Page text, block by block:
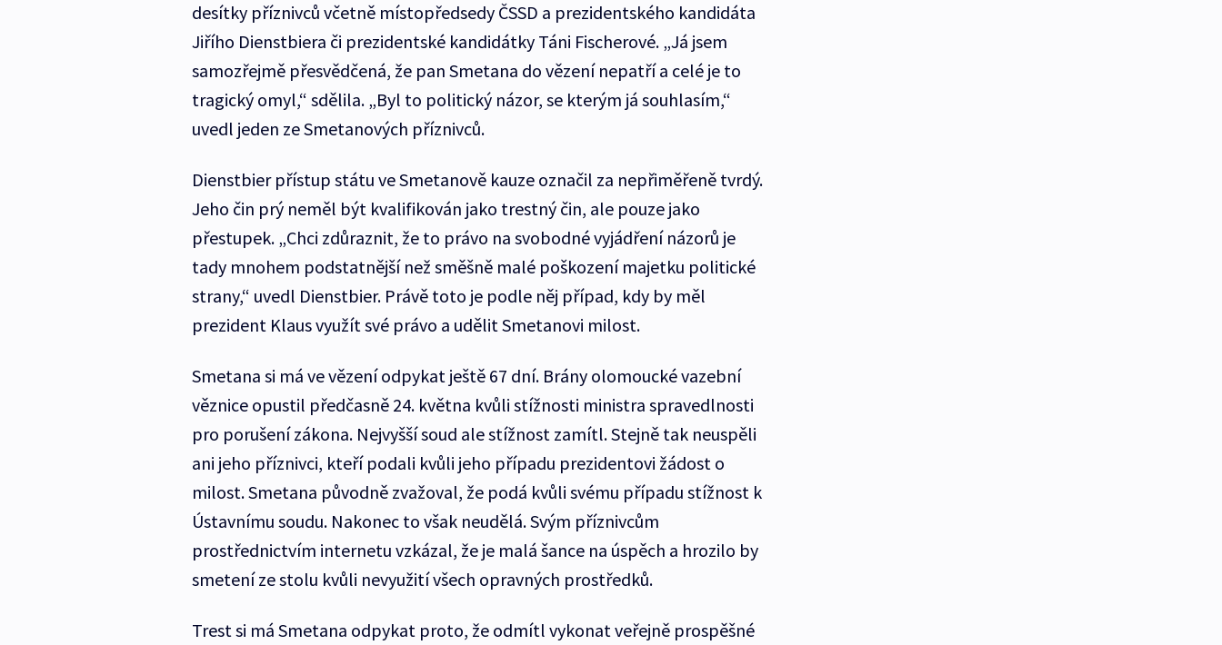
desítky příznivců včetně místopředsedy ČSSD a prezidentského kandidáta
Jiřího Dienstbiera či prezidentské kandidátky Táni Fischerové. „Já jsem
samozřejmě přesvědčená, že pan Smetana do vězení nepatří a celé je to
tragický omyl,“ sdělila. „Byl to politický názor, se kterým já souhlasím,“
uvedl jeden ze Smetanových příznivců.
Dienstbier přístup státu ve Smetanově kauze označil za nepřiměřeně tvrdý.
Jeho čin prý neměl být kvalifikován jako trestný čin, ale pouze jako
přestupek. „Chci zdůraznit, že to právo na svobodné vyjádření názorů je
tady mnohem podstatnější než směšně malé poškození majetku politické
strany,“ uvedl Dienstbier. Právě toto je podle něj případ, kdy by měl
prezident Klaus využít své právo a udělit Smetanovi milost.
Smetana si má ve vězení odpykat ještě 67 dní. Brány olomoucké vazební
věznice opustil předčasně 24. května kvůli stížnosti ministra spravedlnosti
pro porušení zákona. Nejvyšší soud ale stížnost zamítl. Stejně tak neuspěli
ani jeho příznivci, kteří podali kvůli jeho případu prezidentovi žádost o
milost. Smetana původně zvažoval, že podá kvůli svému případu stížnost k
Ústavnímu soudu. Nakonec to však neudělá. Svým příznivcům
prostřednictvím internetu vzkázal, že je malá šance na úspěch a hrozilo by
smetení ze stolu kvůli nevyužití všech opravných prostředků.
Trest si má Smetana odpykat proto, že odmítl vykonat veřejně prospěšné